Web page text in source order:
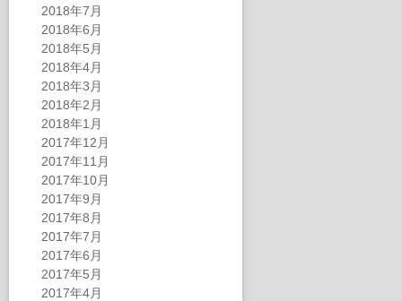
2018年7月
2018年6月
2018年5月
2018年4月
2018年3月
2018年2月
2018年1月
2017年12月
2017年11月
2017年10月
2017年9月
2017年8月
2017年7月
2017年6月
2017年5月
2017年4月